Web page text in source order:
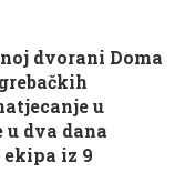
dvorani Doma
u
dva dana
iz 9